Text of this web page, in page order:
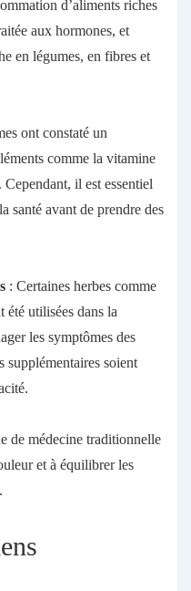
d’aliments riches
aux hormones, et
en légumes, en fibres et
ont constaté un
comme la vitamine
il est essentiel
santé avant de prendre des
: Certaines herbes comme
utilisées dans la
les symptômes des
supplémentaires soient
de médecine traditionnelle
et à équilibrer les